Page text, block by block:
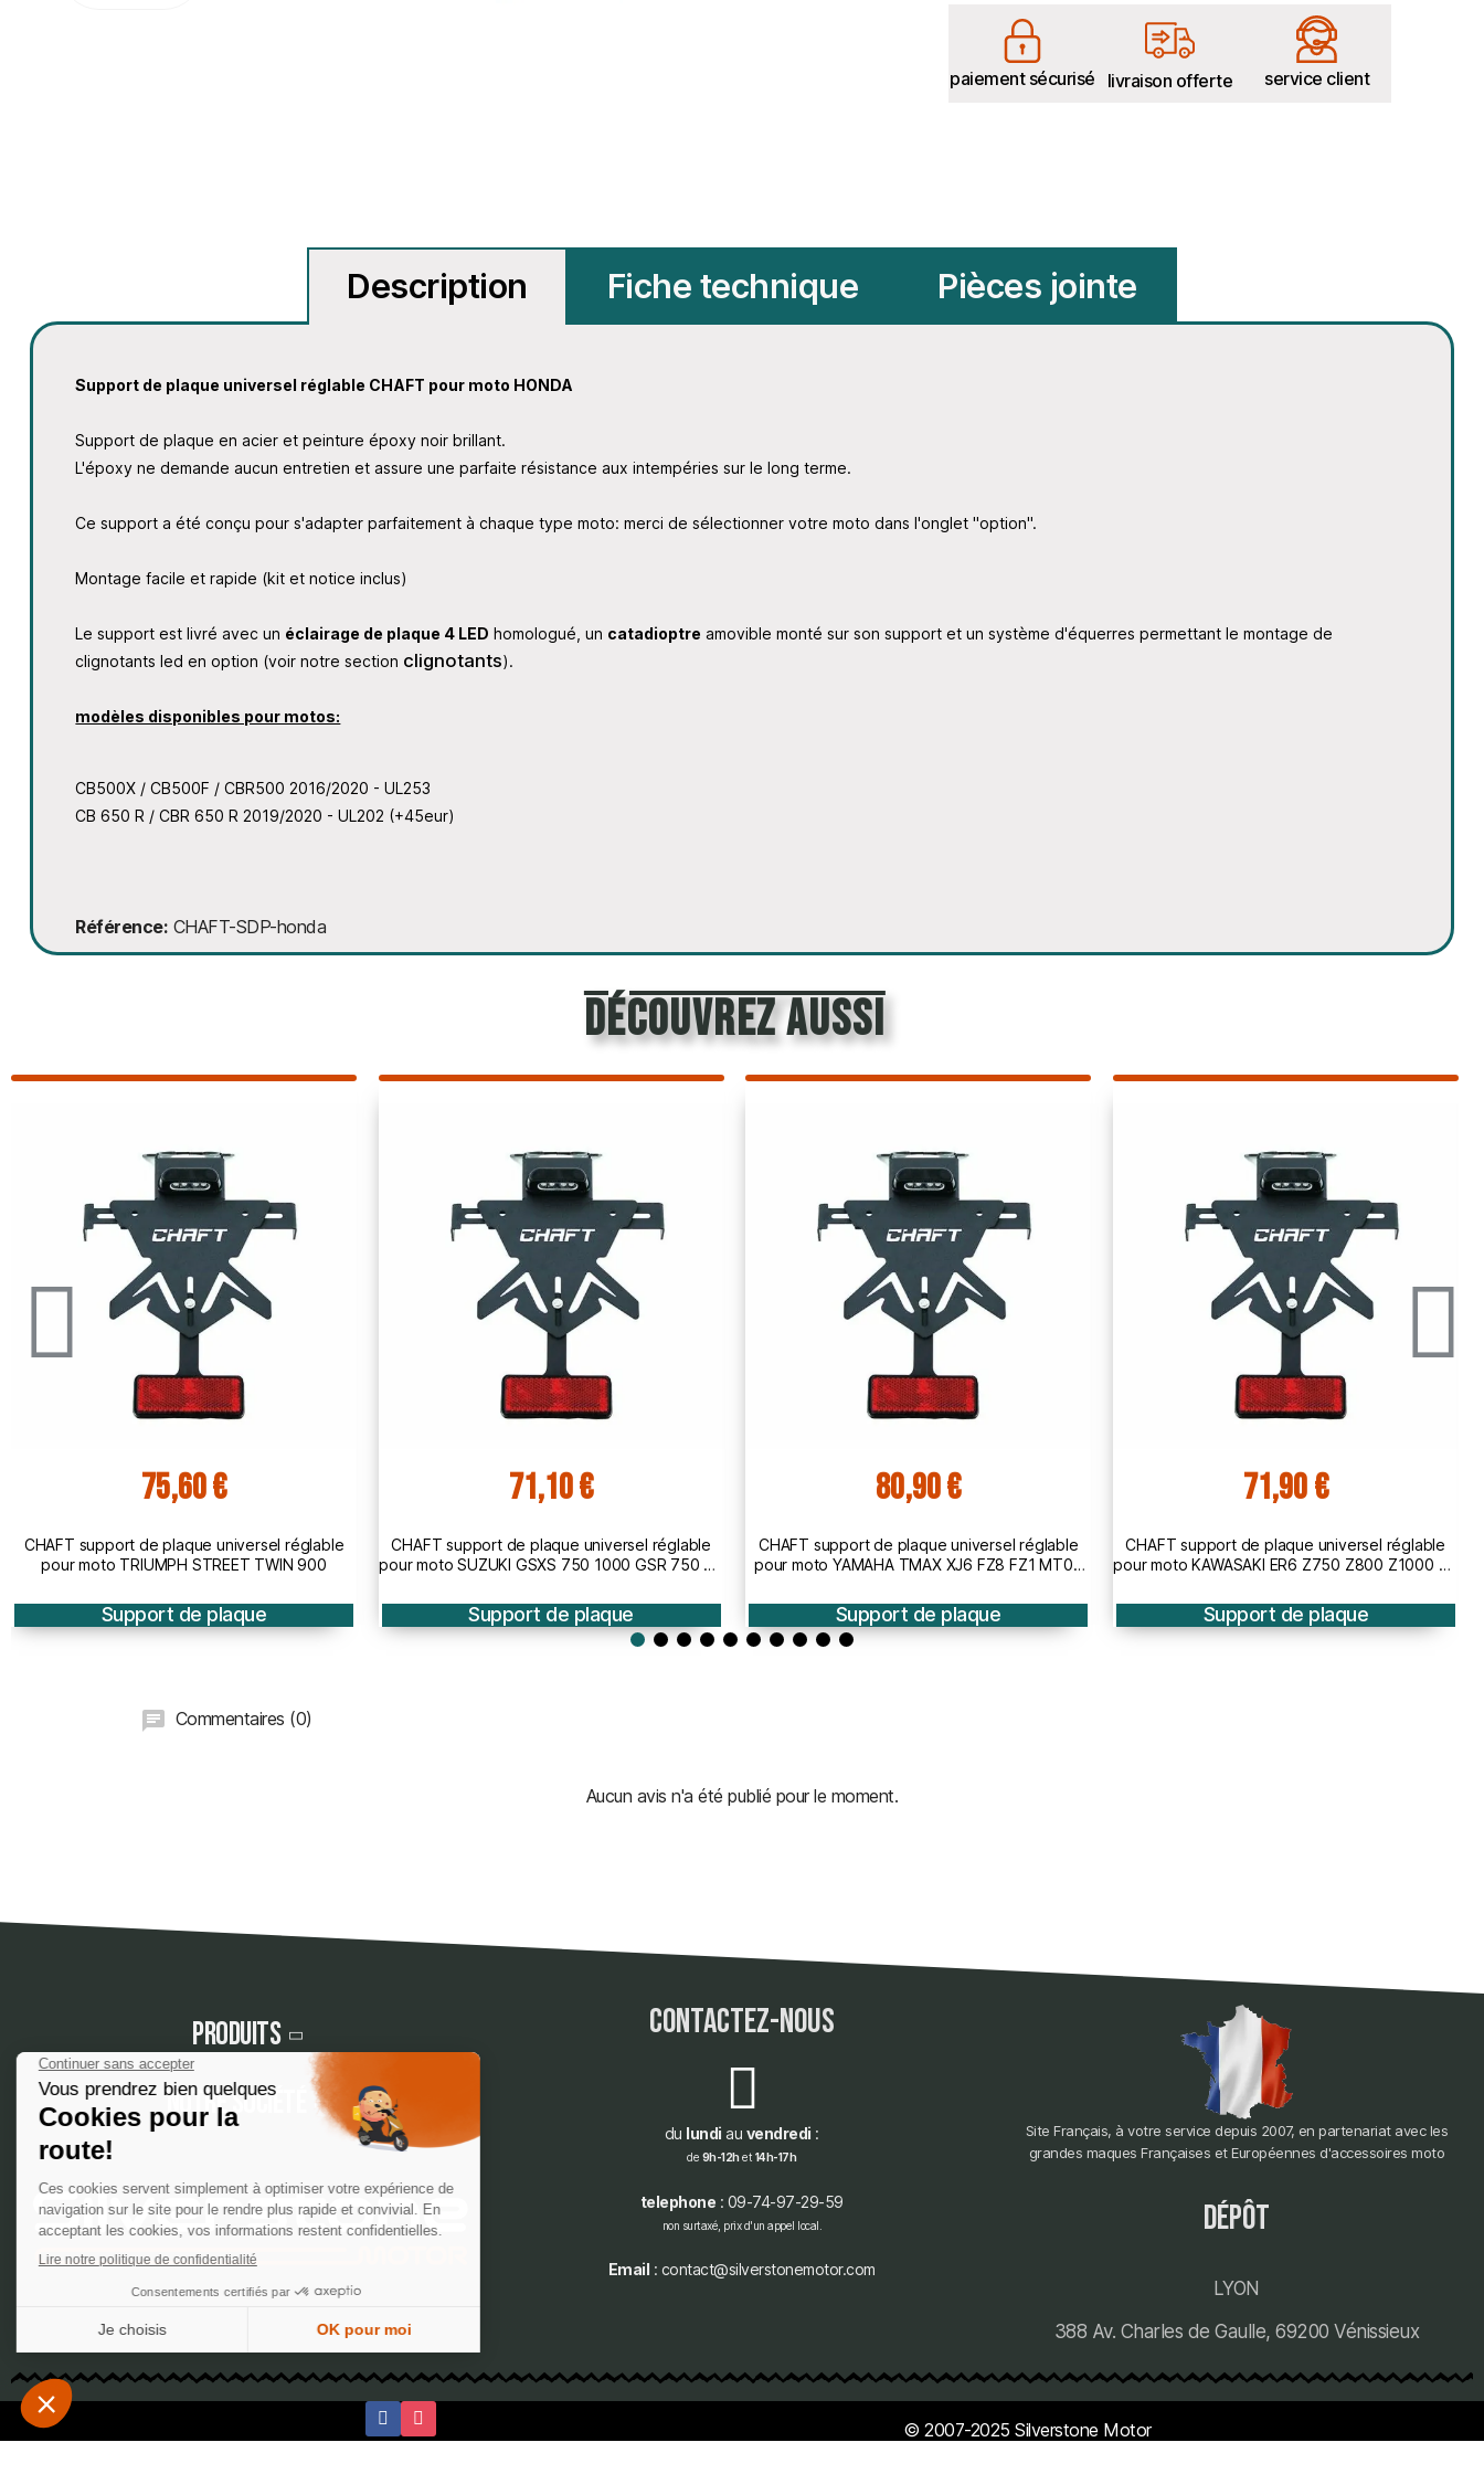
paiement sécurisé livraison offerte service client
Description Fiche technique Pièces jointe
Support de plaque universel réglable CHAFT pour moto HONDA
Support de plaque en acier et peinture époxy noir brillant.
L'époxy ne demande aucun entretien et assure une parfaite résistance aux intempéries sur le long terme.
Ce support a été conçu pour s'adapter parfaitement à chaque type moto: merci de sélectionner votre moto dans l'onglet "option".
Montage facile et rapide (kit et notice inclus)
Le support est livré avec un éclairage de plaque 4 LED homologué, un catadioptre amovible monté sur son support et un système d'équerres permettant le montage de
clignotants led en option (voir notre section clignotants).
modèles disponibles pour motos:
CB500X / CB500F / CBR500 2016/2020 - UL253
CB 650 R / CBR 650 R 2019/2020 - UL202 (+45eur)
Référence CHAFT-SDP-honda
découvrez aussi
71,10 €
CHAFT support de plaque universel réglable
pour moto SUZUKI GSXS 750 1000 GSR 750 SV
Support de plaque
80,90 €
CHAFT support de plaque universel réglable
pour moto YAMAHA TMAX XJ6 FZ8 FZ1 MT07
Support de plaque
71,90 €
CHAFT support de plaque universel réglable
pour moto KAWASAKI ER6 Z750 Z800 Z1000 SX
Support de plaque
88,00 € 70,31 €
honda MSX 125 2013 2016 cache support de
plaque brut
Support de plaque
Commentaires (0)
Aucun avis n'a été publié pour le moment.
Produits
Notre société
contactez-nous
du lundi au vendredi :
de 9h-12het 14h-17h
telephone : 09-74-97-29-59
non surtaxé, prix d'un appel local.
Email : contact@silverstonemotor.com
Site Français, à votre service depuis 2007, en partenariat avec les
grandes maques Françaises et Européennes d'accessoires moto
dépôt
LYON
388 Av. Charles de Gaulle, 69200 Vénissieux
© 2007-2025 Silverstone Motor